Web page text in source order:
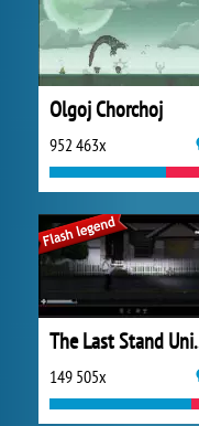
Olgoj Chorchoj
952 463x
The
149 505x